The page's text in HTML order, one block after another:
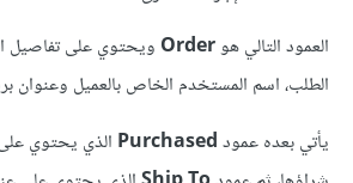
العمود التالي هوOrder ويحتوي على تفاصيل
الطلب، اسم المستخدم الخاص بالعميل وعنوان
يأتي بعده عمودPurchased الذي يحتوي